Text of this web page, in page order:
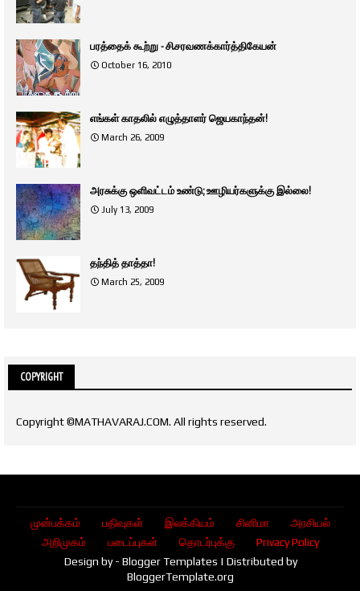
பரத்தைக் கூற்று - சி.சரவணக்கார்த்திகேயன்
October 16, 2010
எங்கள் காதலில் எழுத்தாளர் ஜெயகாந்தன்!
March 26, 2009
அரசுக்கு ஒளிவட்டம் உண்டு; ஊழியர்களுக்கு இல்லை!
July 13, 2009
தந்தித் தாத்தா!
March 25, 2009
COPYRIGHT
Copyright ©MATHAVARAJ.COM. All rights reserved.
முன்பக்கம் பதிவுகள் இலக்கியம் சினிமா
அரசியல்
அறிமுகம்
படைப்புகள் தொடர்புக்கு
Privacy Policy
Design by - Blogger Templates | Distributed by
BloggerTemplate.org